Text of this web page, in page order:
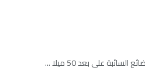
⁠على بعد 50 ميلا ...